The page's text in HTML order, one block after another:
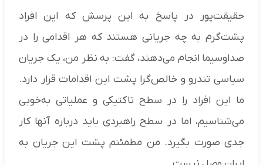
حقیقت‌پور در پاسخ به این پرسش که این افراد
پشت‌گرم به چه جریانی هستند که هر اقدامی را در
صداوسیما انجام می‌دهند، گفت: به نظر من، یک جریان
سیاسی تندرو و خالص‌گرا پشت این اقدامات قرار دارد.
ما این افراد را در سطح تاکتیکی و عملیاتی به‌خوبی
می‌شناسیم، اما در سطح راهبردی باید درباره آنها کار
جدی صورت بگیرد. من مطمئنم پشت این جریان به